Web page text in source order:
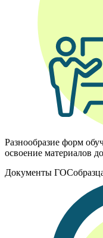
Разнообразие форм
освоение материалов
Документы